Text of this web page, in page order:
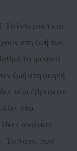
ίντερνετ και
στη ζωή των
τα φυσικά
ζωή στη σκηνή.
νέοι έβρισκαν
στο
ανάγκες
Το πανκ, που